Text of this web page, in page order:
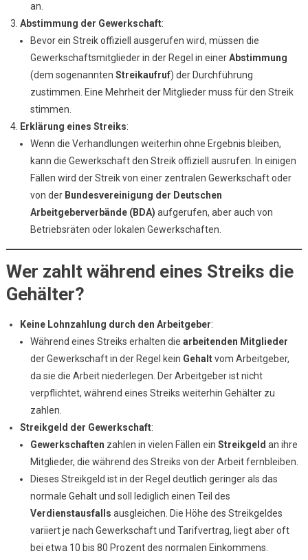
an.
Abstimmung der Gewerkschaft:
Bevor ein Streik offiziell ausgerufen wird, müssen die
Gewerkschaftsmitglieder in der Regel in einerAbstimmung
(dem sogenannten Streikaufruf) der Durchführung
zustimmen. Eine Mehrheit der Mitglieder muss für den Streik
stimmen.
Erklärung eines Streiks:
Wenn die Verhandlungen weiterhin ohne Ergebnis bleiben,
kann die Gewerkschaft den Streik offiziell ausrufen. In einigen
Fällen wird der Streik von einer zentralen Gewerkschaft oder
von der Bundesvereinigung der Deutschen
Arbeitgeberverbände (BDA) aufgerufen, aber auch von
Betriebsräten oder lokalen Gewerkschaften.
Wer zahlt während eines Streiks die
Gehälter?
Keine Lohnzahlung durch den Arbeitgeber:
Während eines Streiks erhalten die arbeitenden Mitglieder
der Gewerkschaft in der Regel kein Gehaltvom Arbeitgeber,
da sie die Arbeit niederlegen. Der Arbeitgeber ist nicht
verpflichtet, während eines Streiks weiterhin Gehälter zu
zahlen.
Streikgeld der Gewerkschaft:
Gewerkschaften zahlen in vielen Fällen ein Streikgeld an ihre
Mitglieder, die während des Streiks von der Arbeit fernbleiben.
Dieses Streikgeld ist in der Regel deutlich geringer als das
normale Gehalt und soll lediglich einen Teil des
Verdienstausfalls ausgleichen. Die Höhe des Streikgeldes
variiert je nach Gewerkschaft und Tarifvertrag, liegt aber oft
bei etwa 10 bis 80 Prozent des normalen Einkommens.